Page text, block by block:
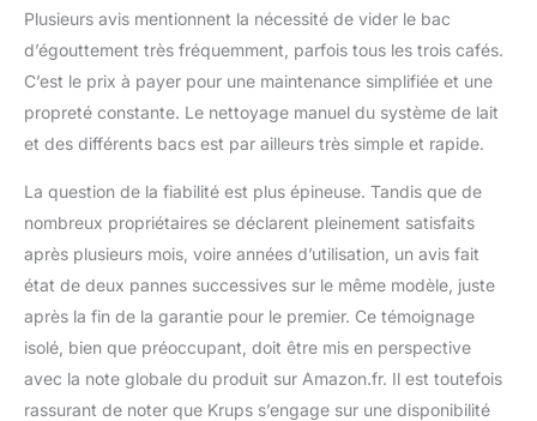
Plusieurs avis mentionnent la nécessité de vider le bac
d’égouttement très fréquemment, parfois tous les trois cafés.
C’est le prix à payer pour une maintenance simplifiée et une
propreté constante. Le nettoyage manuel du système de lait
et des différents bacs est par ailleurs très simple et rapide.
La question de la fiabilité est plus épineuse. Tandis que de
nombreux propriétaires se déclarent pleinement satisfaits
après plusieurs mois, voire années d’utilisation, un avis fait
état de deux pannes successives sur le même modèle, juste
après la fin de la garantie pour le premier. Ce témoignage
isolé, bien que préoccupant, doit être mis en perspective
avec la note globale du produit sur Amazon.fr. Il est toutefois
rassurant de noter que Krups s’engage sur une disponibilité